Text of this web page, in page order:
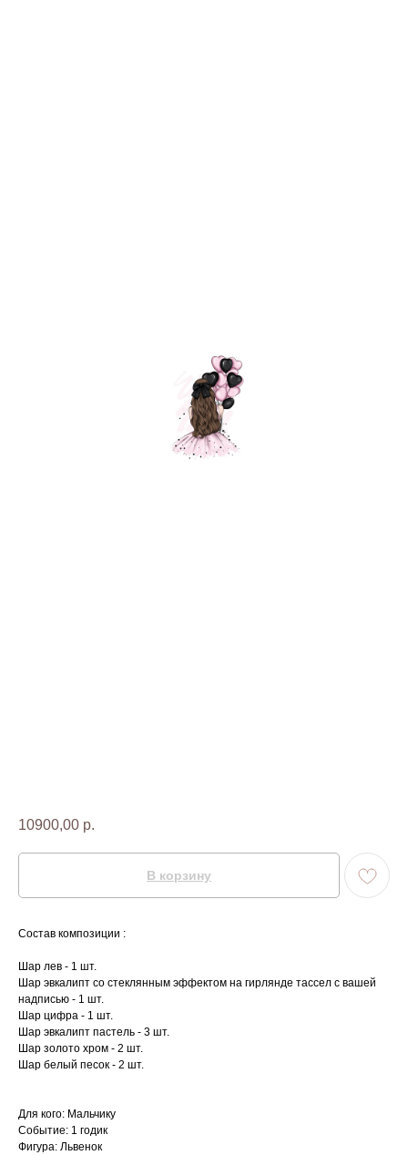
10900,00 р.
В корзину
Состав композиции :
Шар лев - 1 шт.
Шар эвкалипт со стеклянным эффектом на гирлянде тассел с вашей
надписью - 1 шт.
Шар цифра - 1 шт.
Шар эвкалипт пастель - 3 шт.
Шар золото хром - 2 шт.
Шар белый песок - 2 шт.
Для кого: Мальчику
Событие: 1 годик
Фигура: Львенок